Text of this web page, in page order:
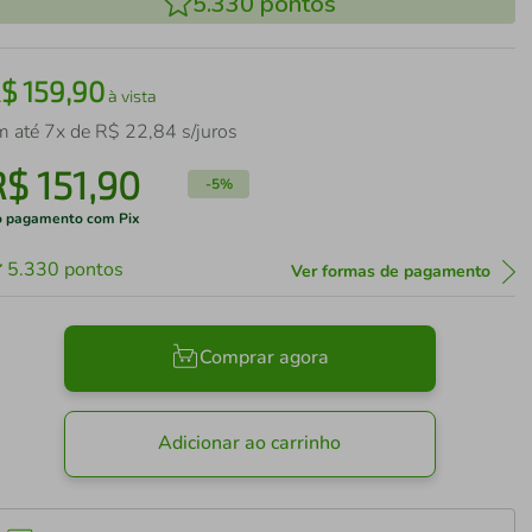
159,90à vista
até 7x de R$ 22,84 s/juros
151,90 -5%
pagamento com Pix
5.330 pontos Ver formas de pagamento
Comprar agora
Adicionar ao carrinho